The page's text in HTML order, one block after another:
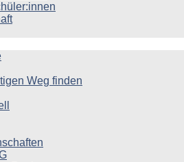
Weg finden